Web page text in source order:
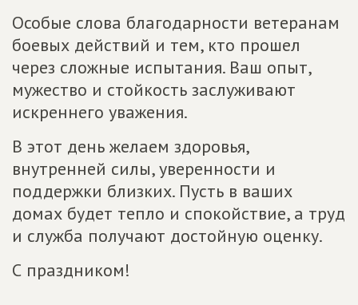
Особые слова благодарности ветеранам
боевых действий и тем, кто прошел
через сложные испытания. Ваш опыт,
мужество и стойкость заслуживают
искреннего уважения.
В этот день желаем здоровья,
внутренней силы, уверенности и
поддержки близких. Пусть в ваших
домах будет тепло и спокойствие, а труд
и служба получают достойную оценку.
С праздником!